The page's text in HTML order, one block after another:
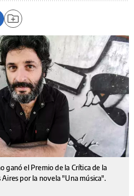
ganó el Premio de la Crítica de la
por la novela "Una música".